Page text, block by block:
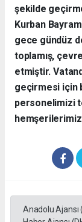
şekilde
Kurban
gece gündüz
toplamış,
etmiştir.
geçirmesi için
personelimizi
Anadolu Ajansı